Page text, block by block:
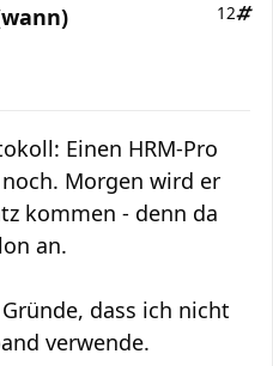
12
Einen HRM-Pro
Morgen wird er
kommen - denn da
an.
dass ich nicht
verwende.